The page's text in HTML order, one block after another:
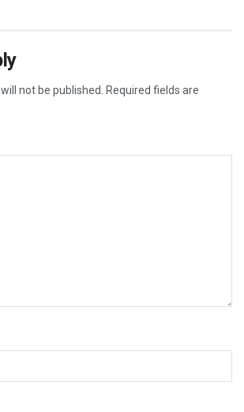
not be published.
Required fields are